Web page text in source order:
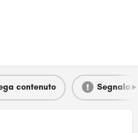
contenuto Segnala